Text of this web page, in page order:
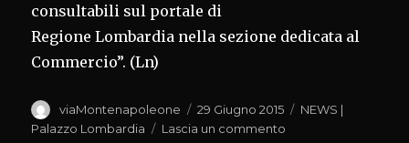
consultabili sul portale di
Regione Lombardia nella sezione dedicata al
Commercio”. (Ln)
Autore
viaMontenapoleone
Pubblicato
il
29 Giugno 2015 Categorie
NEWS |
Palazzo Lombardia
Lascia un commento